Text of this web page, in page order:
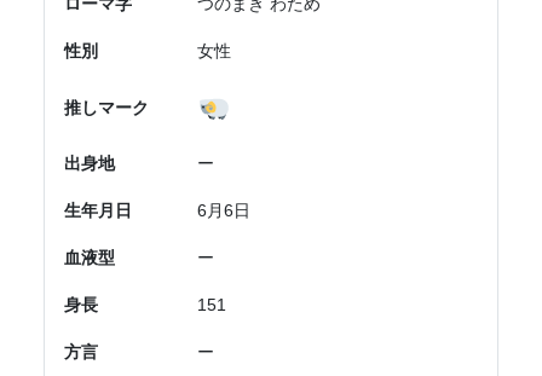
性別 女性
推しマーク
出身地 ー
生年月日 6月6日
血液型 ー
身長 151
方言 ー